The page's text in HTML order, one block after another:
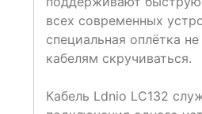
всех современных
специальная оплётка
кабелям скручиваться.
Кабель Ldnio LC132